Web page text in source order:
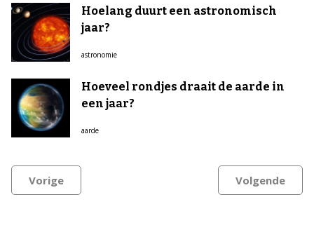
Hoelang duurt een astronomisch
jaar?
astronomie
Hoeveel rondjes draait de aarde in
een jaar?
aarde
Vorige Volgende